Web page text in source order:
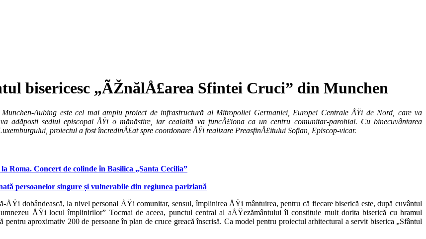
bisericesc „ÃŽnălÅ£area Sfintei Cruci” din Munchen
Aubing este cel mai amplu proiect de infrastructură al Mitropoliei Germaniei, Europei Centrale ÅŸi de Nord, care va
sediul episcopal ÅŸi o mănăstire, iar cealaltă va funcÅ£iona ca un centru comunitar-parohial. Cu binecuvântarea
proiectul a fost încredinÅ£at spre coordonare ÅŸi re­alizare PreasfinÅ£itului Sofian, Episcop-vicar.
Roma. Concert de colinde în Basilica „Santa Cecilia”
persoanelor singure și vulnerabile din regiunea pariziană
dobândească, la nivel personal ÅŸi comunitar, sensul, împlinirea ÅŸi mântuirea, pentru că fiecare biseri­că este, după cuvântul
ÅŸi locul împlinirilor” Tocmai de aceea, punctul central al aÅŸezământului îl constituie mult dorita biserică cu hramul
aproxima­tiv 200 de persoane în plan de cruce greacă înscrisă. Ca model pentru proiectul arhitec­tural a servit biserica „Sfântul